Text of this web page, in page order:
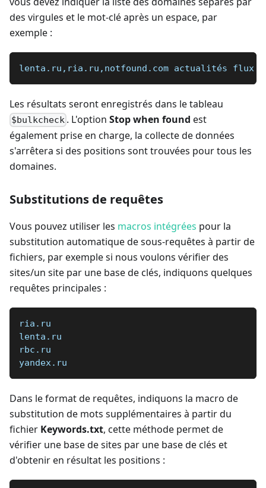
des virgules et le mot-clé après un espace, par
exemple :
lenta.ru,ria.ru,notfound.com actualités flux
Les résultats seront enregistrés dans le tableau
$bulkcheck . L'optionStop when found est
également prise en charge, la collecte de données
s'arrêtera si des positions sont trouvées pour tous les
domaines.
Substitutions de requêtes
Vous pouvez utiliser les macros intégrées pour la
substitution automatique de sous-requêtes à partir de
fichiers, par exemple si nous voulons vérifier des
sites/un site par une base de clés, indiquons quelques
requêtes principales :
ria.ru
lenta.ru
rbc.ru
yandex.ru
Dans le format de requêtes, indiquons la macro de
substitution de mots supplémentaires à partir du
fichier Keywords.txt, cette méthode permet de
vérifier une base de sites par une base de clés et
d'obtenir en résultat les positions :